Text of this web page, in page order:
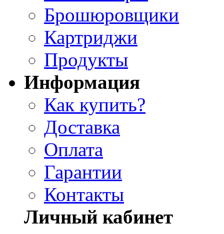
Брошюровщики
Картриджи
Продукты
Информация
Как купить?
Доставка
Оплата
Гарантии
Контакты
Личный кабинет